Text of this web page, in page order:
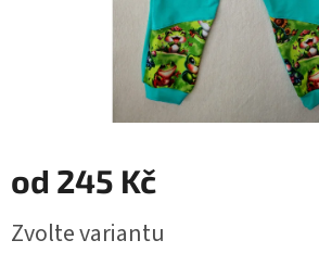
od 245 Kč
cena:
Zvolte variantu